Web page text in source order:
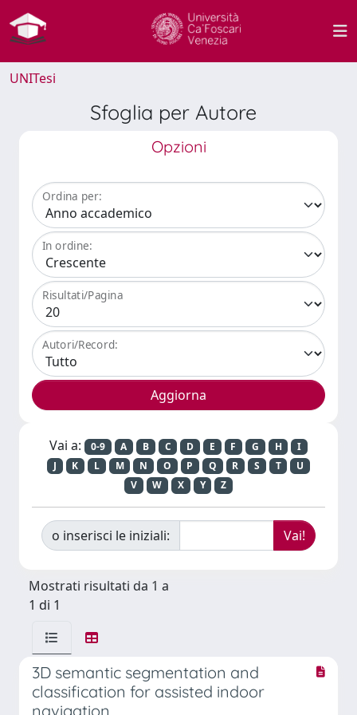
UNITesi
Sfoglia per Autore
Opzioni
Ordina per:
In ordine:
Risultati/Pagina
Autori/Record:
Vai a: 0-9 A B C D E F G H
I
J
K L M N O P Q R S T
U
V
W X Y Z
o inserisci le iniziali:
Mostrati risultati da 1 a
1 di 1
3D semantic segmentation and
classification for assisted indoor
navigation